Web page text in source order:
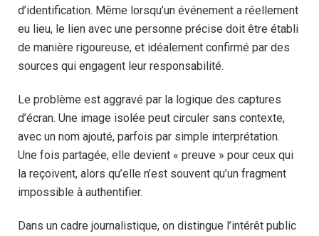
d’identification. Même lorsqu’un événement a réellement
eu lieu, le lien avec une personne précise doit être établi
de manière rigoureuse, et idéalement confirmé par des
sources qui engagent leur responsabilité.
Le problème est aggravé par la logique des captures
d’écran. Une image isolée peut circuler sans contexte,
avec un nom ajouté, parfois par simple interprétation.
Une fois partagée, elle devient « preuve » pour ceux qui
la reçoivent, alors qu’elle n’est souvent qu’un fragment
impossible à authentifier.
Dans un cadre journalistique, on distingue l’intérêt public